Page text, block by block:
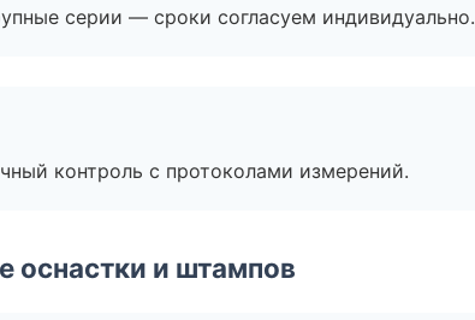
серии — сроки согласуем индивидуально.
контроль с протоколами измерений.
оснастки и штампов